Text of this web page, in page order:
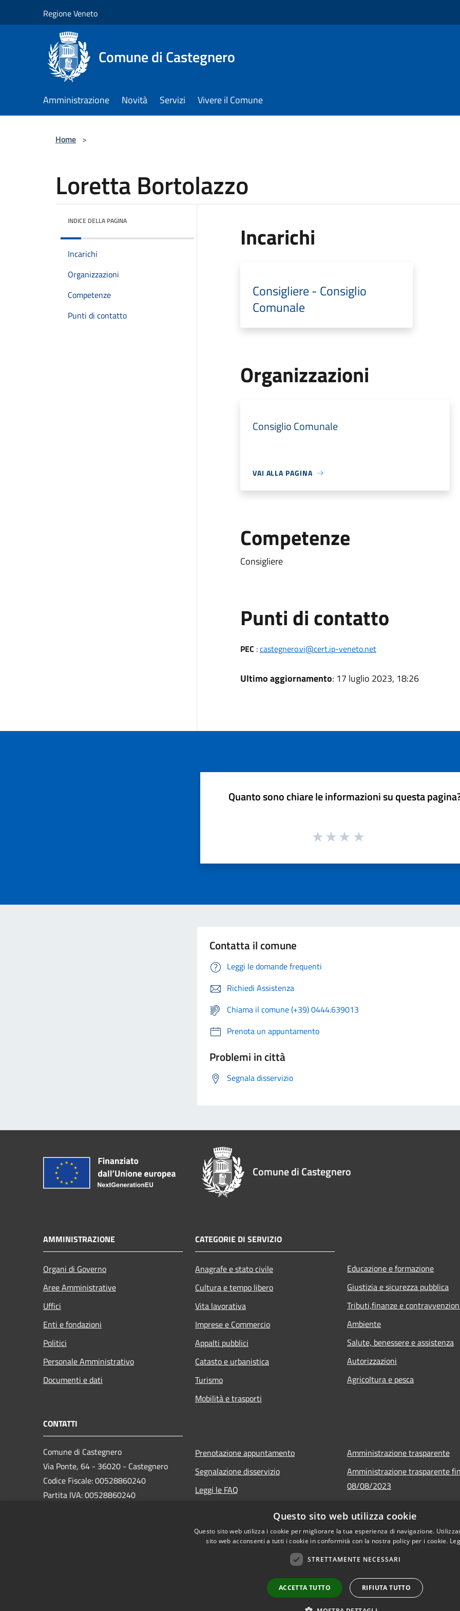
Regione Veneto
Comune di Castegnero
Amministrazione Novità Servizi Vivere il Comune
Home >
Loretta Bortolazzo
INDICE DELLA PAGINA
Incarichi
Organizzazioni
Competenze
Punti di contatto
Incarichi
Consigliere - Consiglio
Comunale
Organizzazioni
Consiglio Comunale
VAI ALLA PAGINA
Competenze
Consigliere
Punti di contatto
PEC :castegnero.vi@cert.ip-veneto.net
Ultimo aggiornamento: 17 luglio 2023, 18:26
Quanto sono chiare le informazioni su questa
Contatta il comune
Leggi le domande frequenti
Richiedi Assistenza
Chiama il comune (+39) 0444.639013
Prenota un appuntamento
Problemi in città
Segnala disservizio
Comune di Castegnero
AMMINISTRAZIONE
Organi di Governo
Aree Amministrative
Uffici
Enti e fondazioni
Politici
Personale Amministrativo
Documenti e dati
CATEGORIE DI SERVIZIO
Anagrafe e stato civile
Cultura e tempo libero
Vita lavorativa
Imprese e Commercio
Appalti pubblici
Catasto e urbanistica
Turismo
Mobilità e trasporti
Educazione e formazione
Giustizia e sicurezza pubblica
Tributi,finanze e
Ambiente
Salute, benessere e assistenza
Autorizzazioni
Agricoltura e pesca
CONTATTI
Comune di Castegnero
Via Ponte, 64 - 36020 - Castegnero
Codice Fiscale: 00528860240
Partita IVA: 00528860240
Prenotazione appuntamento
Segnalazione disservizio
Leggi le FAQ
Amministrazione trasparente
Amministrazione trasparente
08/08/2023
Note legali
Dichiarazione di accessibilità
Copyright © 2026 • Comune di
Questo sito web utilizza cookie
Questo sito web utilizza i cookie per migliorare la tua esperienza di navigazione.
sito web acconsenti a tutti i cookie in conformità con la nostra policy per i cookie.
STRETTAMENTE NECESSARI
ACCETTA TUTTO RIFIUTA TUTTO